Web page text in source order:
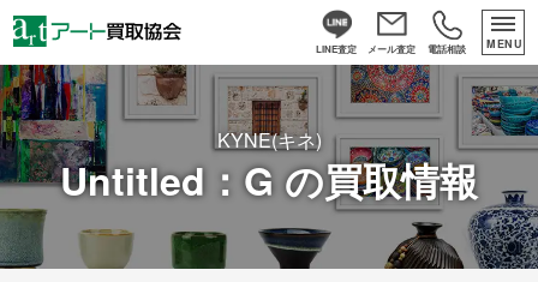
LINE査定 メール査定 電話相談 MENU
KYNE(キネ)
Untitled：G の買取情報